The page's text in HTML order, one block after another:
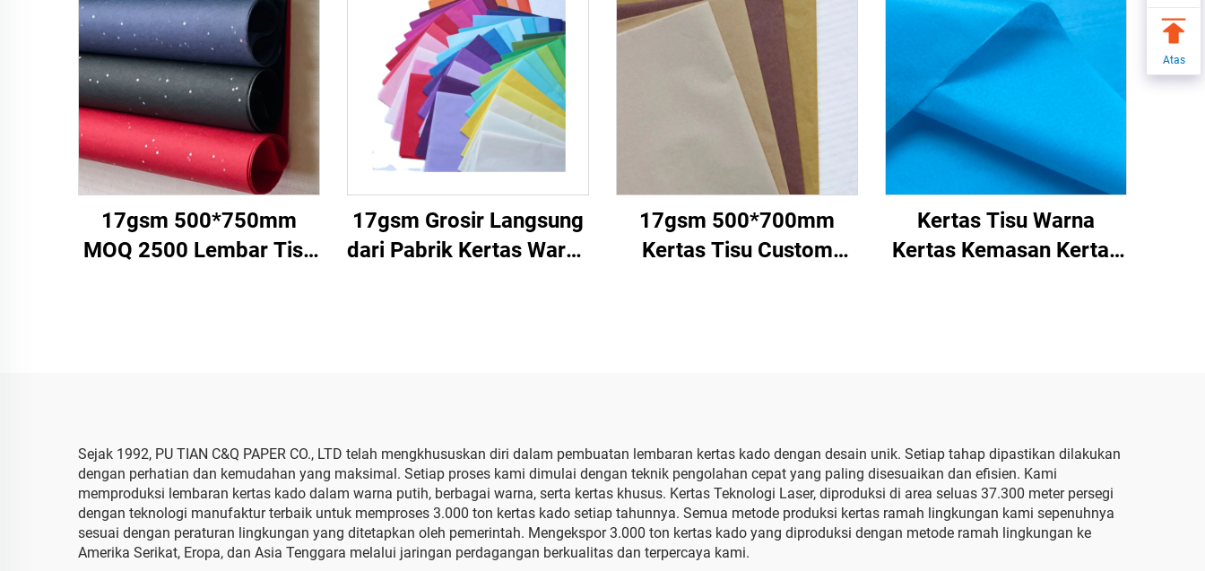
17gsm 500*750mm
MOQ 2500 Lembar Tisu
17gsm Grosir Langsung
dari Pabrik Kertas Warna
17gsm 500*700mm
Kertas Tisu Custom
Kertas Tisu Warna
Kertas Kemasan Kertas
Sejak 1992, PU TIAN C&Q PAPER CO., LTD telah mengkhususkan diri dalam pembuatan lembaran kertas kado dengan desain unik. Setiap tahap dipastikan dilakukan
dengan perhatian dan kemudahan yang maksimal. Setiap proses kami dimulai dengan teknik pengolahan cepat yang paling disesuaikan dan efisien. Kami
memproduksi lembaran kertas kado dalam warna putih, berbagai warna, serta kertas khusus. Kertas Teknologi Laser, diproduksi di area seluas 37.300 meter persegi
dengan teknologi manufaktur terbaik untuk memproses 3.000 ton kertas kado setiap tahunnya. Semua metode produksi kertas ramah lingkungan kami sepenuhnya
sesuai dengan peraturan lingkungan yang ditetapkan oleh pemerintah. Mengekspor 3.000 ton kertas kado yang diproduksi dengan metode ramah lingkungan ke
Amerika Serikat, Eropa, dan Asia Tenggara melalui jaringan perdagangan berkualitas dan terpercaya kami.
Atas